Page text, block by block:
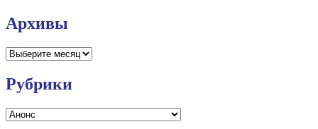
Архивы
Архивы
Рубрики
Рубрики